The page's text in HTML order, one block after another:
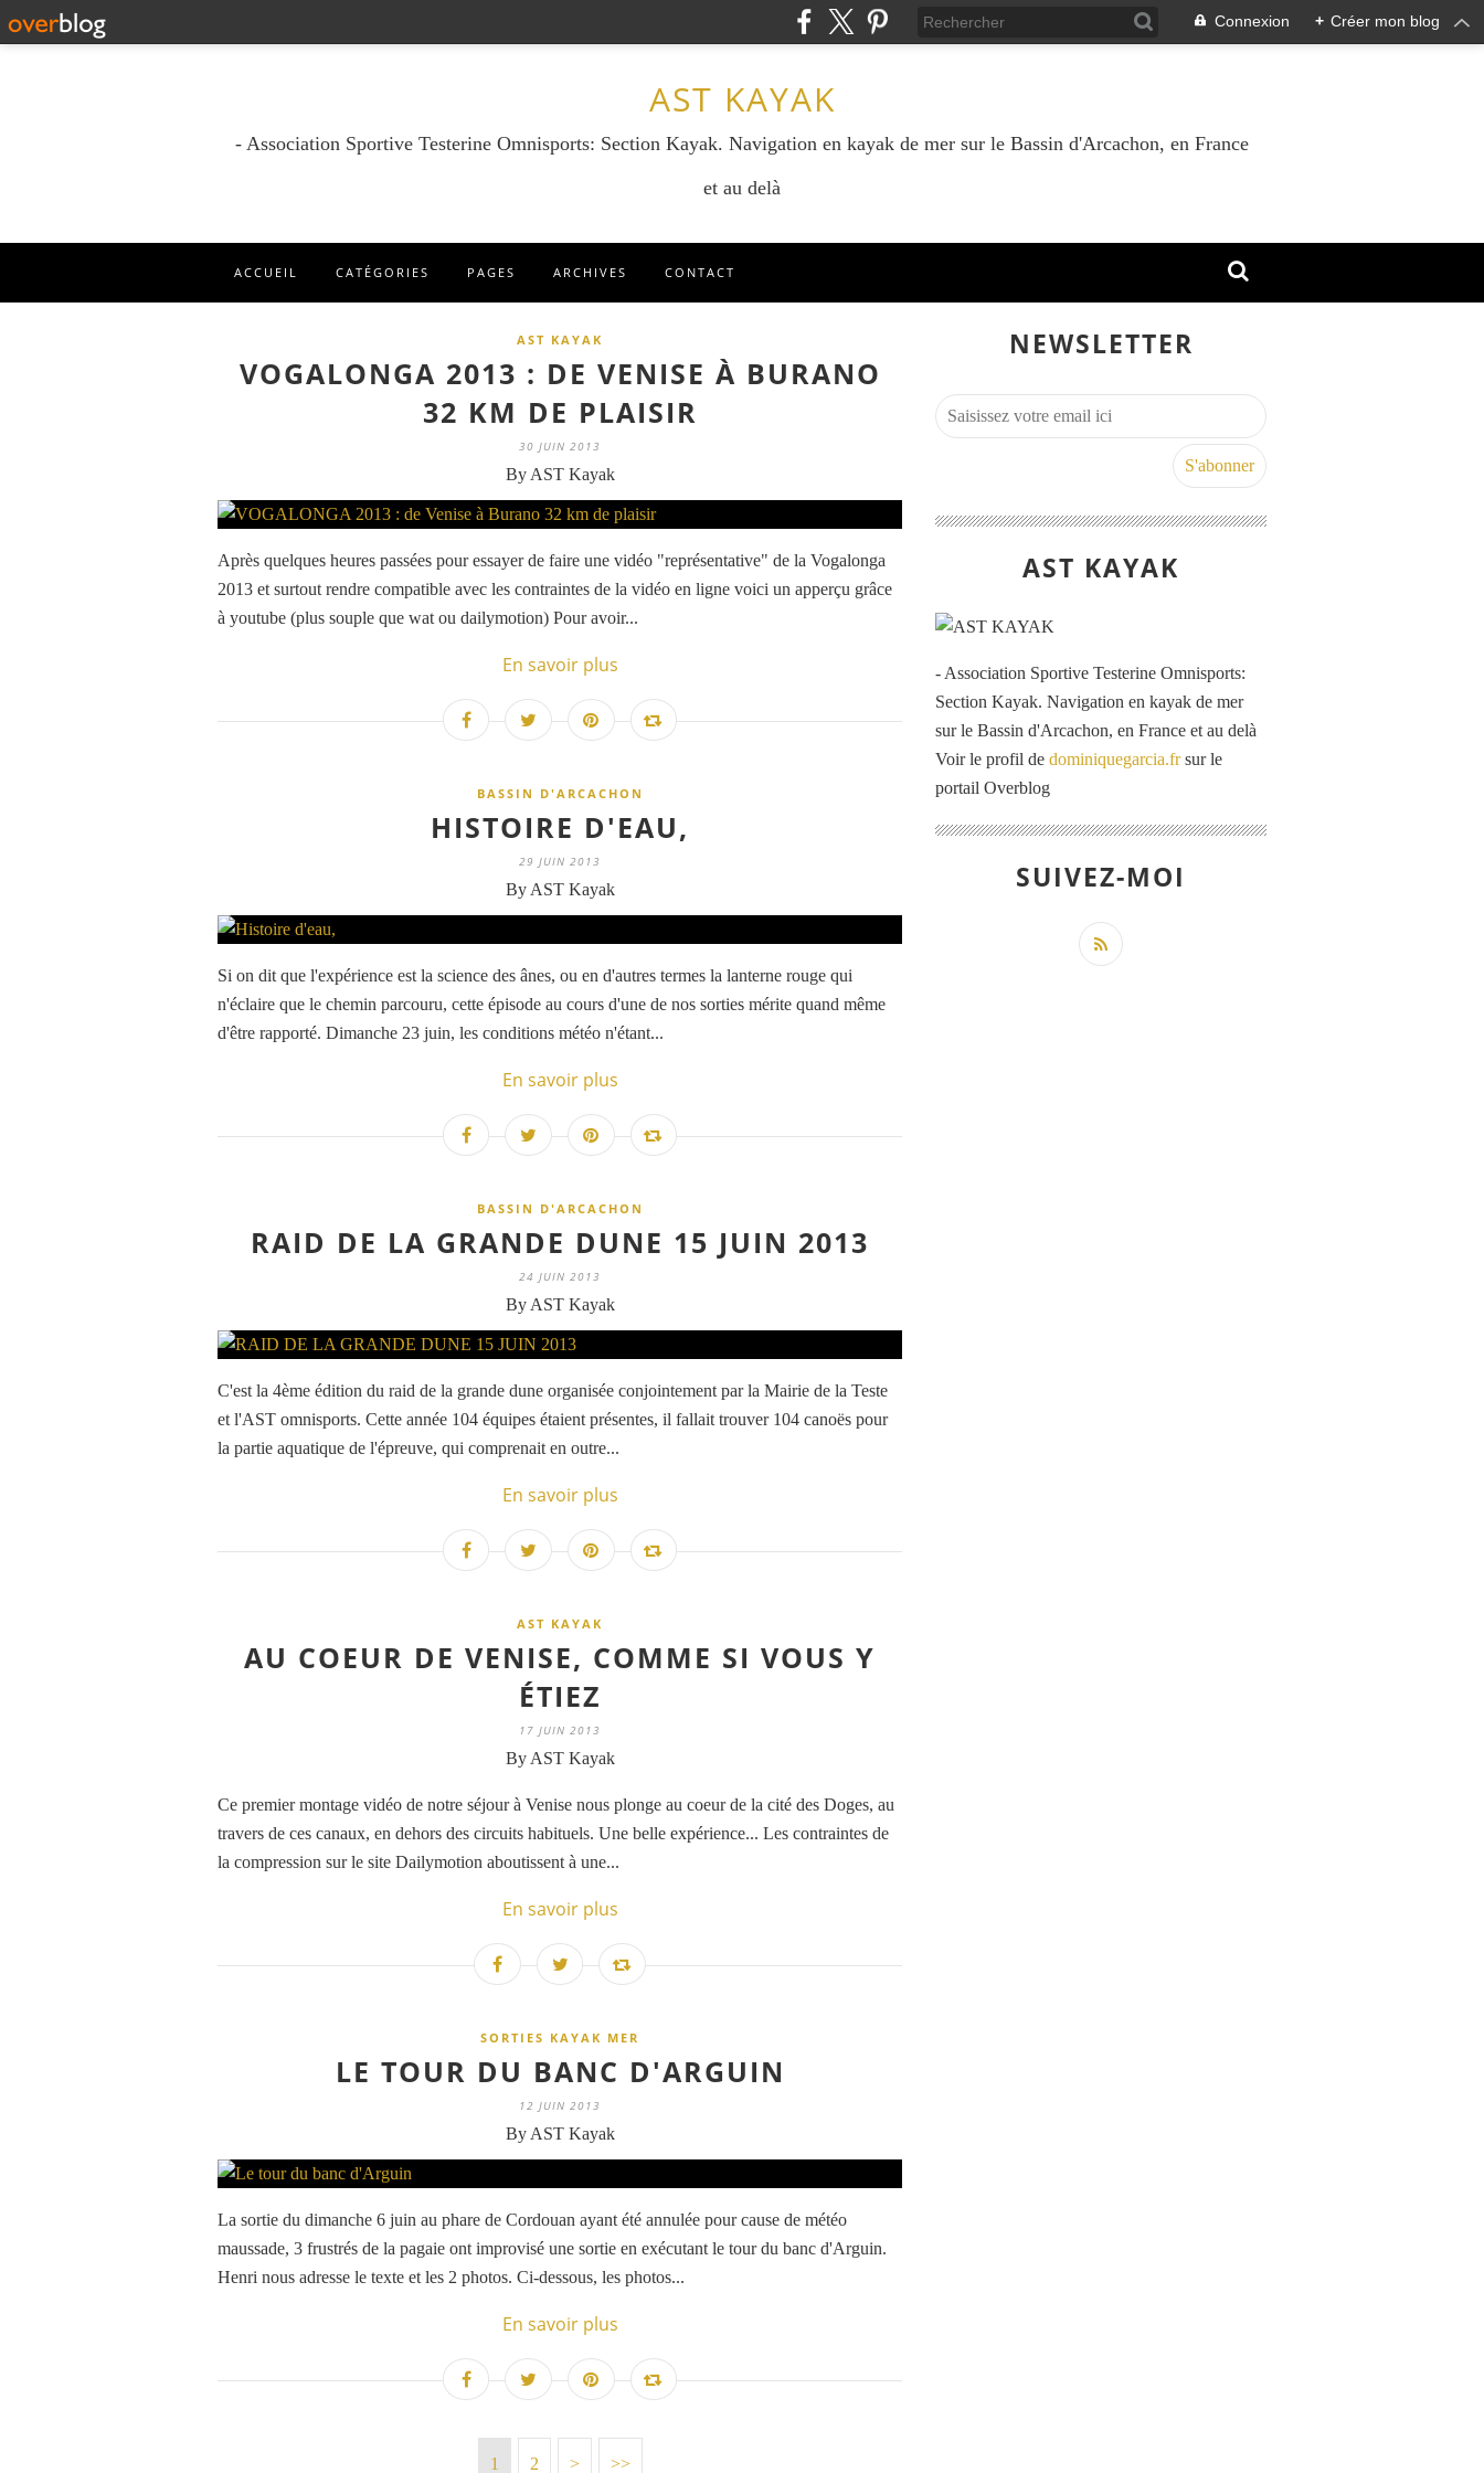
Connexion + Créer mon blog
AST KAYAK
- Association Sportive Testerine Omnisports: Section Kayak. Navigation en kayak de mer sur le Bassin d'Arcachon, en France
et au delà
ACCUEIL CATÉGORIES PAGES ARCHIVES CONTACT
AST KAYAK
VOGALONGA 2013 : DE VENISE À BURANO
32 KM DE PLAISIR
30 JUIN 2013
By AST Kayak
Après quelques heures passées pour essayer de faire une vidéo "représentative" de la Vogalonga
2013 et surtout rendre compatible avec les contraintes de la vidéo en ligne voici un apperçu grâce
à youtube (plus souple que wat ou dailymotion) Pour avoir...
En savoir plus
BASSIN D'ARCACHON
HISTOIRE D'EAU,
29 JUIN 2013
By AST Kayak
Si on dit que l'expérience est la science des ânes, ou en d'autres termes la lanterne rouge qui
n'éclaire que le chemin parcouru, cette épisode au cours d'une de nos sorties mérite quand même
d'être rapporté. Dimanche 23 juin, les conditions météo n'étant...
En savoir plus
BASSIN D'ARCACHON
RAID DE LA GRANDE DUNE 15 JUIN 2013
24 JUIN 2013
By AST Kayak
C'est la 4ème édition du raid de la grande dune organisée conjointement par la Mairie de la Teste
et l'AST omnisports. Cette année 104 équipes étaient présentes, il fallait trouver 104 canoës pour
la partie aquatique de l'épreuve, qui comprenait en outre...
En savoir plus
AST KAYAK
AU COEUR DE VENISE, COMME SI VOUS Y
ÉTIEZ
17 JUIN 2013
By AST Kayak
Ce premier montage vidéo de notre séjour à Venise nous plonge au coeur de la cité des Doges, au
travers de ces canaux, en dehors des circuits habituels. Une belle expérience... Les contraintes de
la compression sur le site Dailymotion aboutissent à une...
En savoir plus
SORTIES KAYAK MER
LE TOUR DU BANC D'ARGUIN
12 JUIN 2013
By AST Kayak
La sortie du dimanche 6 juin au phare de Cordouan ayant été annulée pour cause de météo
maussade, 3 frustrés de la pagaie ont improvisé une sortie en exécutant le tour du banc d'Arguin.
Henri nous adresse le texte et les 2 photos. Ci-dessous, les photos...
En savoir plus
1 2 > >>
NEWSLETTER
AST KAYAK
- Association Sportive Testerine Omnisports:
Section Kayak. Navigation en kayak de mer
sur le Bassin d'Arcachon, en France et au delà
Voir le profil de dominiquegarcia.frsur le
portail Overblog
SUIVEZ-MOI